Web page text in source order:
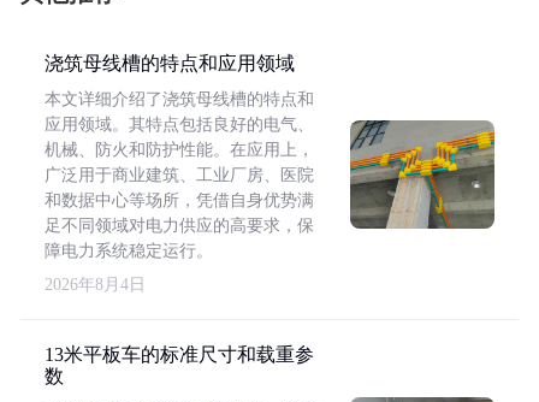
浇筑母线槽的特点和应用领域
本文详细介绍了浇筑母线槽的特点和
应用领域。其特点包括良好的电气、
机械、防火和防护性能。在应用上，
广泛用于商业建筑、工业厂房、医院
和数据中心等场所，凭借自身优势满
足不同领域对电力供应的高要求，保
障电力系统稳定运行。
2026年8月4日
13米平板车的标准尺寸和载重参
数